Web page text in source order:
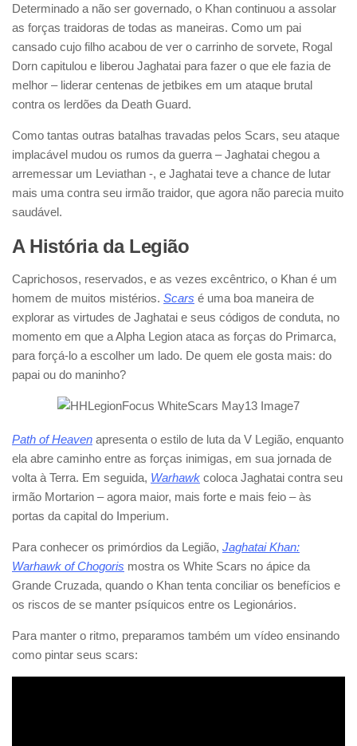
Determinado a não ser governado, o Khan continuou a assolar
as forças traidoras de todas as maneiras. Como um pai
cansado cujo filho acabou de ver o carrinho de sorvete, Rogal
Dorn capitulou e liberou Jaghatai para fazer o que ele fazia de
melhor – liderar centenas de jetbikes em um ataque brutal
contra os lerdões da Death Guard.
Como tantas outras batalhas travadas pelos Scars, seu ataque
implacável mudou os rumos da guerra – Jaghatai chegou a
arremessar um Leviathan -, e Jaghatai teve a chance de lutar
mais uma contra seu irmão traidor, que agora não parecia muito
saudável.
A História da Legião
Caprichosos, reservados, e as vezes excêntrico, o Khan é um
homem de muitos mistérios. Scars é uma boa maneira de
explorar as virtudes de Jaghatai e seus códigos de conduta, no
momento em que a Alpha Legion ataca as forças do Primarca,
para forçá-lo a escolher um lado. De quem ele gosta mais: do
papai ou do maninho?
Path of Heaven apresenta o estilo de luta da V Legião, enquanto
ela abre caminho entre as forças inimigas, em sua jornada de
volta à Terra. Em seguida, Warhawk coloca Jaghatai contra seu
irmão Mortarion – agora maior, mais forte e mais feio – às
portas da capital do Imperium.
Para conhecer os primórdios da Legião, Jaghatai Khan:
Warhawk of Chogoris mostra os White Scars no ápice da
Grande Cruzada, quando o Khan tenta conciliar os benefícios e
os riscos de se manter psíquicos entre os Legionários.
Para manter o ritmo, preparamos também um vídeo ensinando
como pintar seus scars: